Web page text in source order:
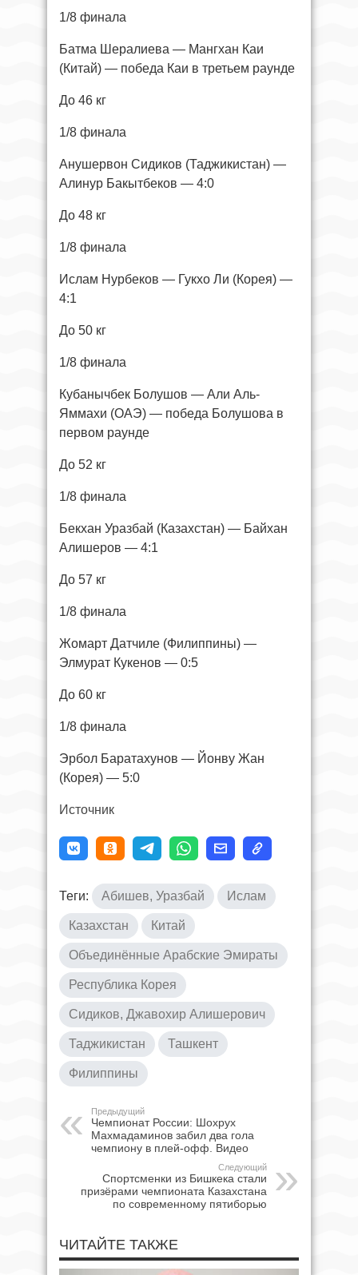
1/8 финала
Батма Шералиева — Мангхан Каи
(Китай) — победа Каи в третьем раунде
До 46 кг
1/8 финала
Анушервон Сидиков (Таджикистан) —
Алинур Бакытбеков — 4:0
До 48 кг
1/8 финала
Ислам Нурбеков — Гукхо Ли (Корея) —
4:1
До 50 кг
1/8 финала
Кубанычбек Болушов — Али Аль-
Яммахи (ОАЭ) — победа Болушова в
первом раунде
До 52 кг
1/8 финала
Бекхан Уразбай (Казахстан) — Байхан
Алишеров — 4:1
До 57 кг
1/8 финала
Жомарт Датчиле (Филиппины) —
Элмурат Кукенов — 0:5
До 60 кг
1/8 финала
Эрбол Баратахунов — Йонву Жан
(Корея) — 5:0
Источник
Теги: Абишев, Уразбай Ислам
Казахстан Китай
Объединённые Арабские Эмираты
Республика Корея
Сидиков, Джавохир Алишерович
Таджикистан Ташкент
Филиппины
Предыдущий
Чемпионат России: Шохрух
Махмадаминов забил два гола
чемпиону в плей-офф. Видео
Следующий
Спортсменки из Бишкека стали
призёрами чемпионата Казахстана
по современному пятиборью
ЧИТАЙТЕ ТАКЖЕ